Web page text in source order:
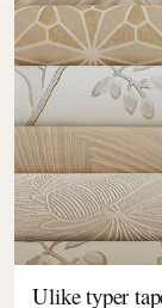
Ulike typer